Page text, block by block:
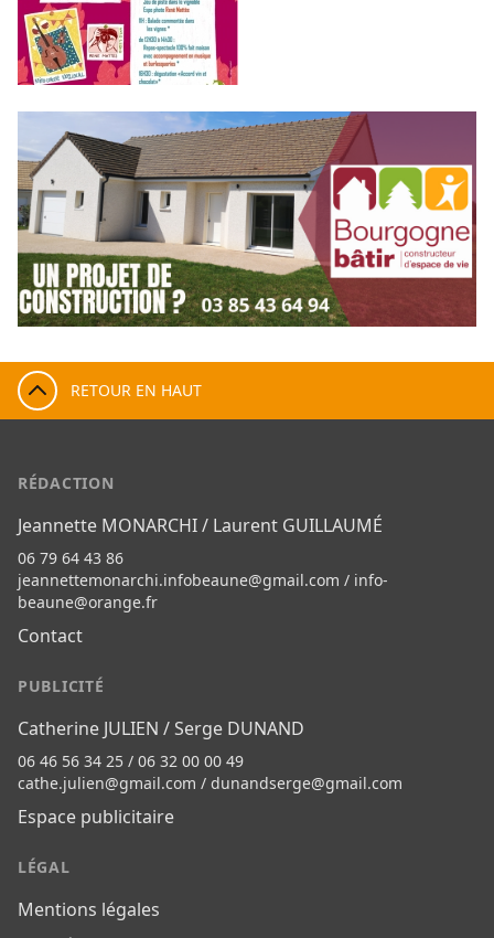
RETOUR EN HAUT
RÉDACTION
Jeannette MONARCHI / Laurent GUILLAUMÉ
06 79 64 43 86
jeannettemonarchi.infobeaune@gmail.com / info-
beaune@orange.fr
Contact
PUBLICITÉ
Catherine JULIEN / Serge DUNAND
06 46 56 34 25 / 06 32 00 00 49
cathe.julien@gmail.com / dunandserge@gmail.com
Espace publicitaire
LÉGAL
Mentions légales